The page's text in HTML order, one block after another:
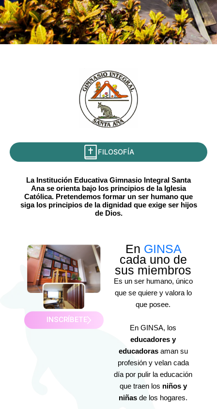
FILOSOFÍA
La Institución Educativa Gimnasio Integral Santa
Ana se orienta bajo los principios de la Iglesia
Católica. Pretendemos formar un ser humano que
siga los principios de la dignidad que exige ser hijos
de Dios.
INSCRÍBETE
En GINSA
cada uno de
sus miembros
Es un ser humano, único
que se quiere y valora lo
que posee.
En GINSA, los
educadores y
educadorasaman su
profesión y velan cada
día por pulir la educación
que traen los niños y
niñas de los hogares.